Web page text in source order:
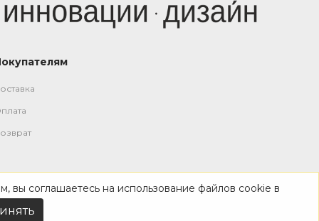
вы соглашаетесь на использование файлов cookie в